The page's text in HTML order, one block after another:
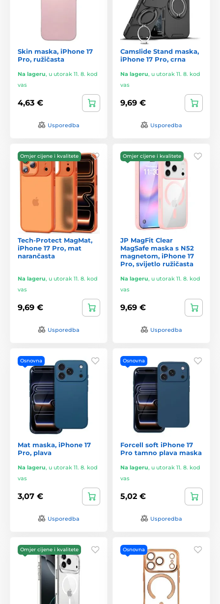
Skin maska, iPhone 17
Pro, ružičasta
Na lageru, u utorak 11. 8. kod
vas
4,63 €
Usporedba
Camslide Stand maska,
iPhone 17 Pro, crna
Na lageru, u utorak 11. 8. kod
vas
9,69 €
Usporedba
Omjer cijene i kvalitete
Tech-Protect MagMat,
iPhone 17 Pro, mat
narančasta
Na lageru, u utorak 11. 8. kod
vas
9,69 €
Usporedba
Omjer cijene i kvalitete
JP MagFit Clear
MagSafe maska s N52
magnetom, iPhone 17
Pro, svijetlo ružičasta
Na lageru, u utorak 11. 8. kod
vas
9,69 €
Usporedba
Osnovna
Mat maska, iPhone 17
Pro, plava
Na lageru, u utorak 11. 8. kod
vas
3,07 €
Usporedba
Osnovna
Forcell soft iPhone 17
Pro tamno plava maska
Na lageru, u utorak 11. 8. kod
vas
5,02 €
Usporedba
Omjer cijene i kvalitete Osnovna